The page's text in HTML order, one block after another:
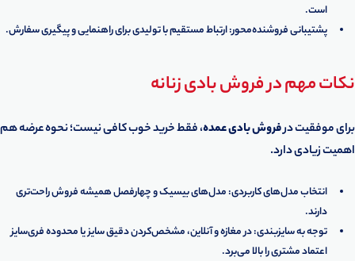
است.
پشتیبانی فروشنده‌محور: ارتباط مستقیم با تولیدی برای راهنمایی و پیگیری سفارش.
نکات مهم در فروش بادی زنانه
برای موفقیت درفروش بادی عمده، فقط خرید خوب کافی نیست؛ نحوه عرضه هم
اهمیت زیادی دارد.
انتخاب مدل‌های کاربردی: مدل‌های بیسیک و چهارفصل همیشه فروش راحت‌تری
دارند.
توجه به سایزبندی: در مغازه و آنلاین، مشخص‌کردن دقیق سایز یا محدوده فری‌سایز
اعتماد مشتری را بالا می‌برد.